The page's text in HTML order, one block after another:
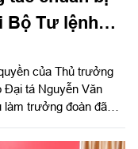
Bộ Tư lệnh
của Thủ trưởng
Đại tá Nguyễn Văn
làm trưởng đoàn đã
Chỉ huy Quân sự